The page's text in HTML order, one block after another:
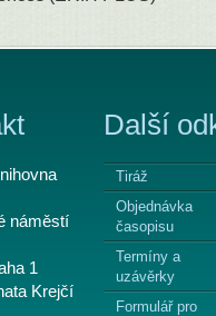
náměstí
1
Krejčí
Další
Tiráž
Objednávka
časopisu
Termíny a
uzávěrky
Formulář pro